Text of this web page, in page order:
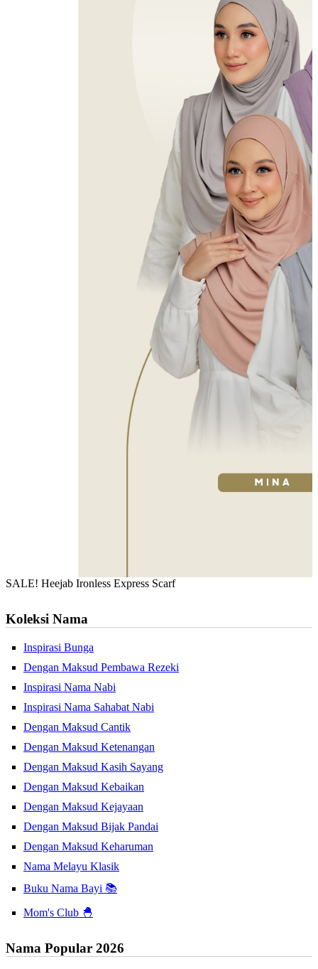
SALE! Heejab Ironless Express Scarf
Koleksi Nama
Inspirasi Bunga
Dengan Maksud Pembawa Rezeki
Inspirasi Nama Nabi
Inspirasi Nama Sahabat Nabi
Dengan Maksud Cantik
Dengan Maksud Ketenangan
Dengan Maksud Kasih Sayang
Dengan Maksud Kebaikan
Dengan Maksud Kejayaan
Dengan Maksud Bijak Pandai
Dengan Maksud Keharuman
Nama Melayu Klasik
Buku Nama Bayi 📚
Mom's Club 🐣
Nama Popular 2026